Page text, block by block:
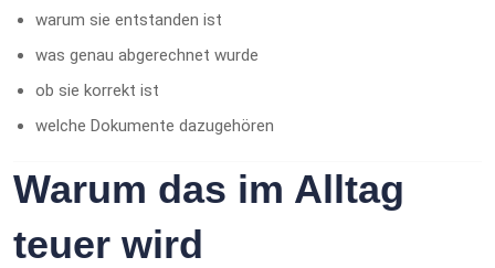
warum sie entstanden ist
was genau abgerechnet wurde
ob sie korrekt ist
welche Dokumente dazugehören
Warum das im Alltag
teuer wird